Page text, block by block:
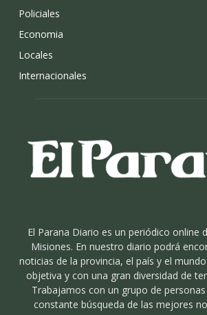
Policiales
Economia
Locales
Internacionales
El Parana Diario es un periódico online
Misiones. En nuestro diario podrá
noticias de la provincia, el país y el
objetiva y con una gran diversidad de
Trabajamos con un grupo de
constante búsqueda de las mejores